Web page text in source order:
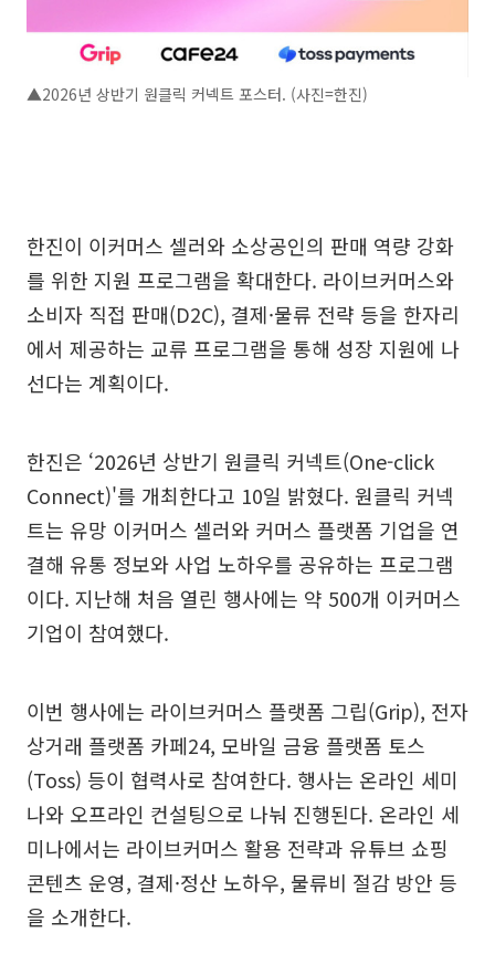
▲2026년 상반기 원클릭 커넥트 포스터. (사진=한진)
한진이 이커머스 셀러와 소상공인의 판매 역량 강화
를 위한 지원 프로그램을 확대한다. 라이브커머스와
소비자 직접 판매(D2C), 결제·물류 전략 등을 한자리
에서 제공하는 교류 프로그램을 통해 성장 지원에 나
선다는 계획이다.
한진은 ‘2026년 상반기 원클릭 커넥트(One-click
Connect)'를 개최한다고 10일 밝혔다. 원클릭 커넥
트는 유망 이커머스 셀러와 커머스 플랫폼 기업을 연
결해 유통 정보와 사업 노하우를 공유하는 프로그램
이다. 지난해 처음 열린 행사에는 약 500개 이커머스
기업이 참여했다.
이번 행사에는 라이브커머스 플랫폼 그립(Grip), 전자
상거래 플랫폼 카페24, 모바일 금융 플랫폼 토스
(Toss) 등이 협력사로 참여한다. 행사는 온라인 세미
나와 오프라인 컨설팅으로 나눠 진행된다. 온라인 세
미나에서는 라이브커머스 활용 전략과 유튜브 쇼핑
콘텐츠 운영, 결제·정산 노하우, 물류비 절감 방안 등
을 소개한다.